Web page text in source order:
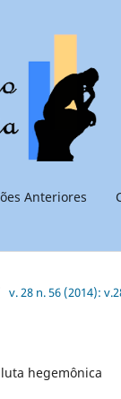
Anteriores
v. 28 n. 56 (2014):
hegemônica